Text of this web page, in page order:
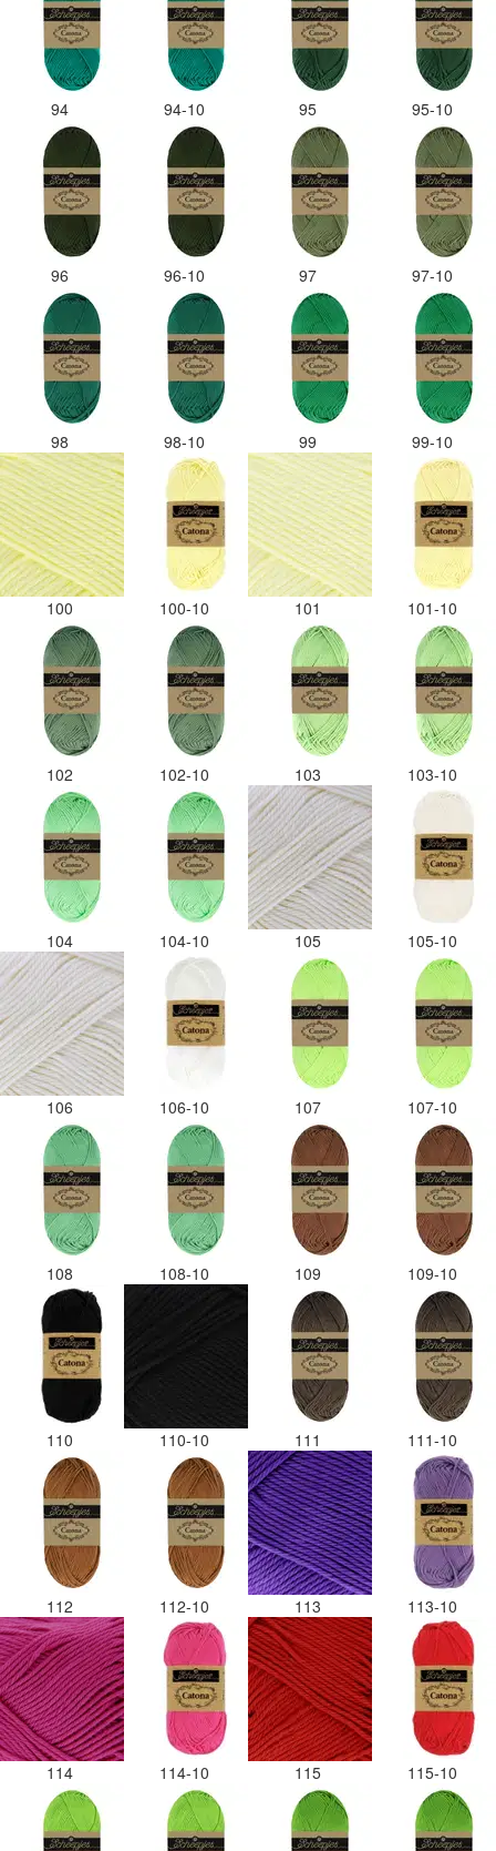
94 94-10 95 95-10
96 96-10 97 97-10
98 98-10 99 99-10
100 100-10 101 101-10
102 102-10 103 103-10
104 104-10 105 105-10
106 106-10 107 107-10
108 108-10 109 109-10
110 110-10 111 111-10
112 112-10 113 113-10
114 114-10 115 115-10